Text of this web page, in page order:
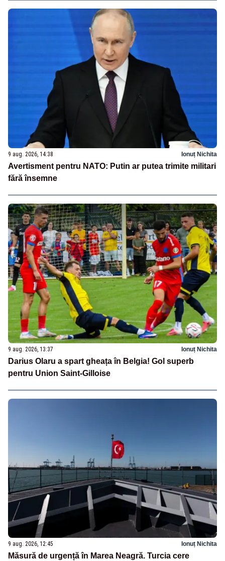
9 aug. 2026, 14:38 Ionuț Nichita
Avertisment pentru NATO: Putin ar putea trimite militari
fără însemne
9 aug. 2026, 13:37 Ionuț Nichita
Darius Olaru a spart gheața în Belgia! Gol superb
pentru Union Saint-Gilloise
9 aug. 2026, 12:45 Ionuț Nichita
Măsură de urgență în Marea Neagră. Turcia cere